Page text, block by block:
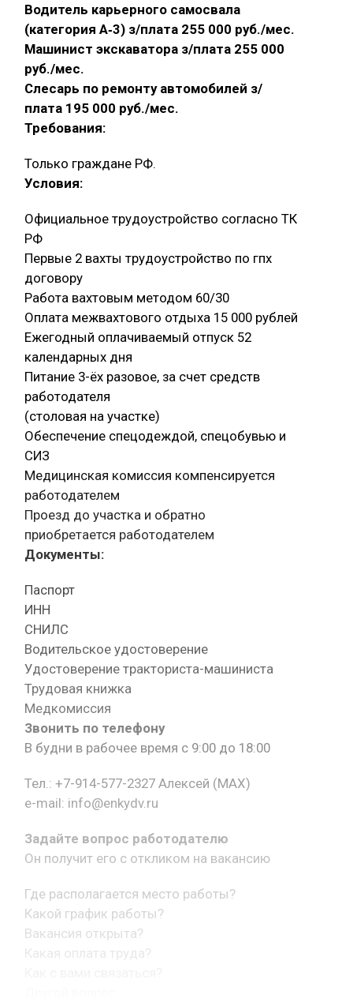
Водитель карьерного самосвала
(категория А‑3) з/плата 255 000 руб./мес.
Машинист экскаватора з/плата 255 000
руб./мес.
Слесарь по ремонту автомобилей з/
плата 195 000 руб./мес.
Требования:
Только граждане РФ.
Условия:
Официальное трудоустройство согласно ТК
РФ
Первые 2 вахты трудоустройство по гпх
договору
Работа вахтовым методом 60/30
Оплата межвахтового отдыха 15 000 рублей
Ежегодный оплачиваемый отпуск 52
календарных дня
Питание 3-ёх разовое, за счет средств
работодателя
(столовая на участке)
Обеспечение спецодеждой, спецобувью и
СИЗ
Медицинская комиссия компенсируется
работодателем
Проезд до участка и обратно
приобретается работодателем
Документы:
Паспорт
ИНН
СНИЛС
Водительское удостоверение
Удостоверение тракториста-машиниста
Трудовая книжка
Медкомиссия
Звонить по телефону
В будни в рабочее время с 9:00 до 18:00
Тел.: +7-914-577-2327 Алексей (MAX)
e-mail: info@enkydv.ru
Задайте вопрос работодателю
Он получит его с откликом на вакансию
Где располагается место работы?
Какой график работы?
Вакансия открыта?
Какая оплата труда?